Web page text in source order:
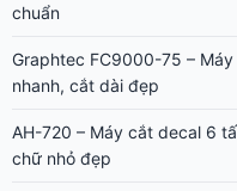
chuẩn
Graphtec FC9000-75 –
nhanh, cắt dài đẹp
AH-720 – Máy cắt decal 6
chữ nhỏ đẹp